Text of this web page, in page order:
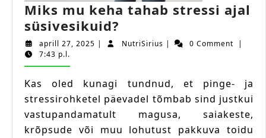
Miks mu keha tahab stressi ajal
süsivesikuid?
mu
stressi
ajal
süsivesikuid?
aprill 27, 2025 aprill
| NutriSiriusNutriSirius
| 0 Comment
|
7:43 p.l.
Kas oled kunagi tundnud, et pinge- ja
stressirohketel päevadel tõmbab sind justkui
vastupandamatult magusa, saiakeste,
krõpsude või muu lohutust pakkuva toidu